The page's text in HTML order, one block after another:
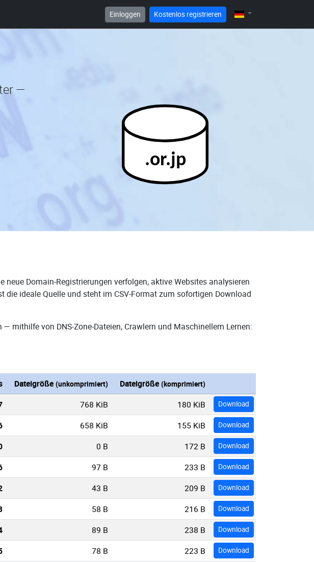
Einloggen Kostenlos registrieren
—
.or.jp
neue Domain-Registrierungen verfolgen, aktive Websites analysieren
die ideale Quelle und steht im CSV-Format zum sofortigen Download
— mithilfe von DNS-Zone-Dateien, Crawlern und Maschinellem Lernen:
Dateigröße (unkomprimiert) Dateigröße (komprimiert)
768 KiB 180 KiB Download
658 KiB 155 KiB Download
0 B 172 B Download
97 B 233 B Download
43 B 209 B Download
58 B 216 B Download
89 B 238 B Download
78 B 223 B Download